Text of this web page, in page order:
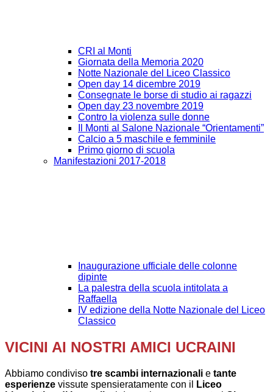
CRI al Monti
Giornata della Memoria 2020
Notte Nazionale del Liceo Classico
Open day 14 dicembre 2019
Consegnate le borse di studio ai ragazzi
Open day 23 novembre 2019
Contro la violenza sulle donne
Il Monti al Salone Nazionale “Orientamenti”
Calcio a 5 maschile e femminile
Primo giorno di scuola
Manifestazioni 2017-2018
Inaugurazione ufficiale delle colonne
dipinte
La palestra della scuola intitolata a
Raffaella
IV edizione della Notte Nazionale del Liceo
Classico
VICINI AI NOSTRI AMICI UCRAINI
Abbiamo condiviso tre scambi internazionali e tante
esperienze vissute spensieratamente con il
Liceo